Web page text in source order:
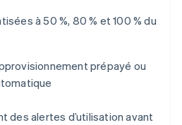
à 50 %, 80 % et 100 % du
prépayé ou
des alertes d’utilisation avant